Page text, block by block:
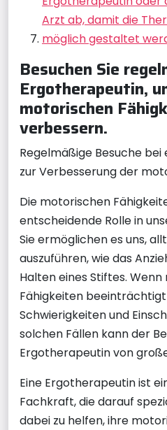
Arzt ab, damit die
möglich gestaltet
Besuchen Sie
Ergotherapeutin,
motorischen
verbessern.
Regelmäßige Besuche
zur Verbesserung der
Die motorischen
entscheidende Rolle in
Sie ermöglichen es uns,
auszuführen, wie das
Halten eines Stiftes.
Fähigkeiten beeinträchtigt
Schwierigkeiten und
solchen Fällen kann der
Ergotherapeutin von
Eine Ergotherapeutin ist
Fachkraft, die darauf
dabei zu helfen, ihre